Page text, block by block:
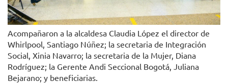
Acompañaron a la alcaldesa Claudia López el director de
Whirlpool, Santiago Núñez; la secretaria de Integración
Social, Xinia Navarro; la secretaria de la Mujer, Diana
Rodríguez; la Gerente Andi Seccional Bogotá, Juliana
Bejarano; y beneficiarias.